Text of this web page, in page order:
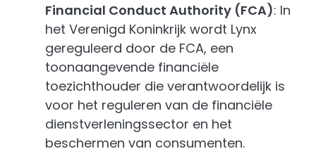
Financial Conduct Authority (FCA): In
het Verenigd Koninkrijk wordt Lynx
gereguleerd door de FCA, een
toonaangevende financiële
toezichthouder die verantwoordelijk is
voor het reguleren van de financiële
dienstverleningssector en het
beschermen van consumenten.